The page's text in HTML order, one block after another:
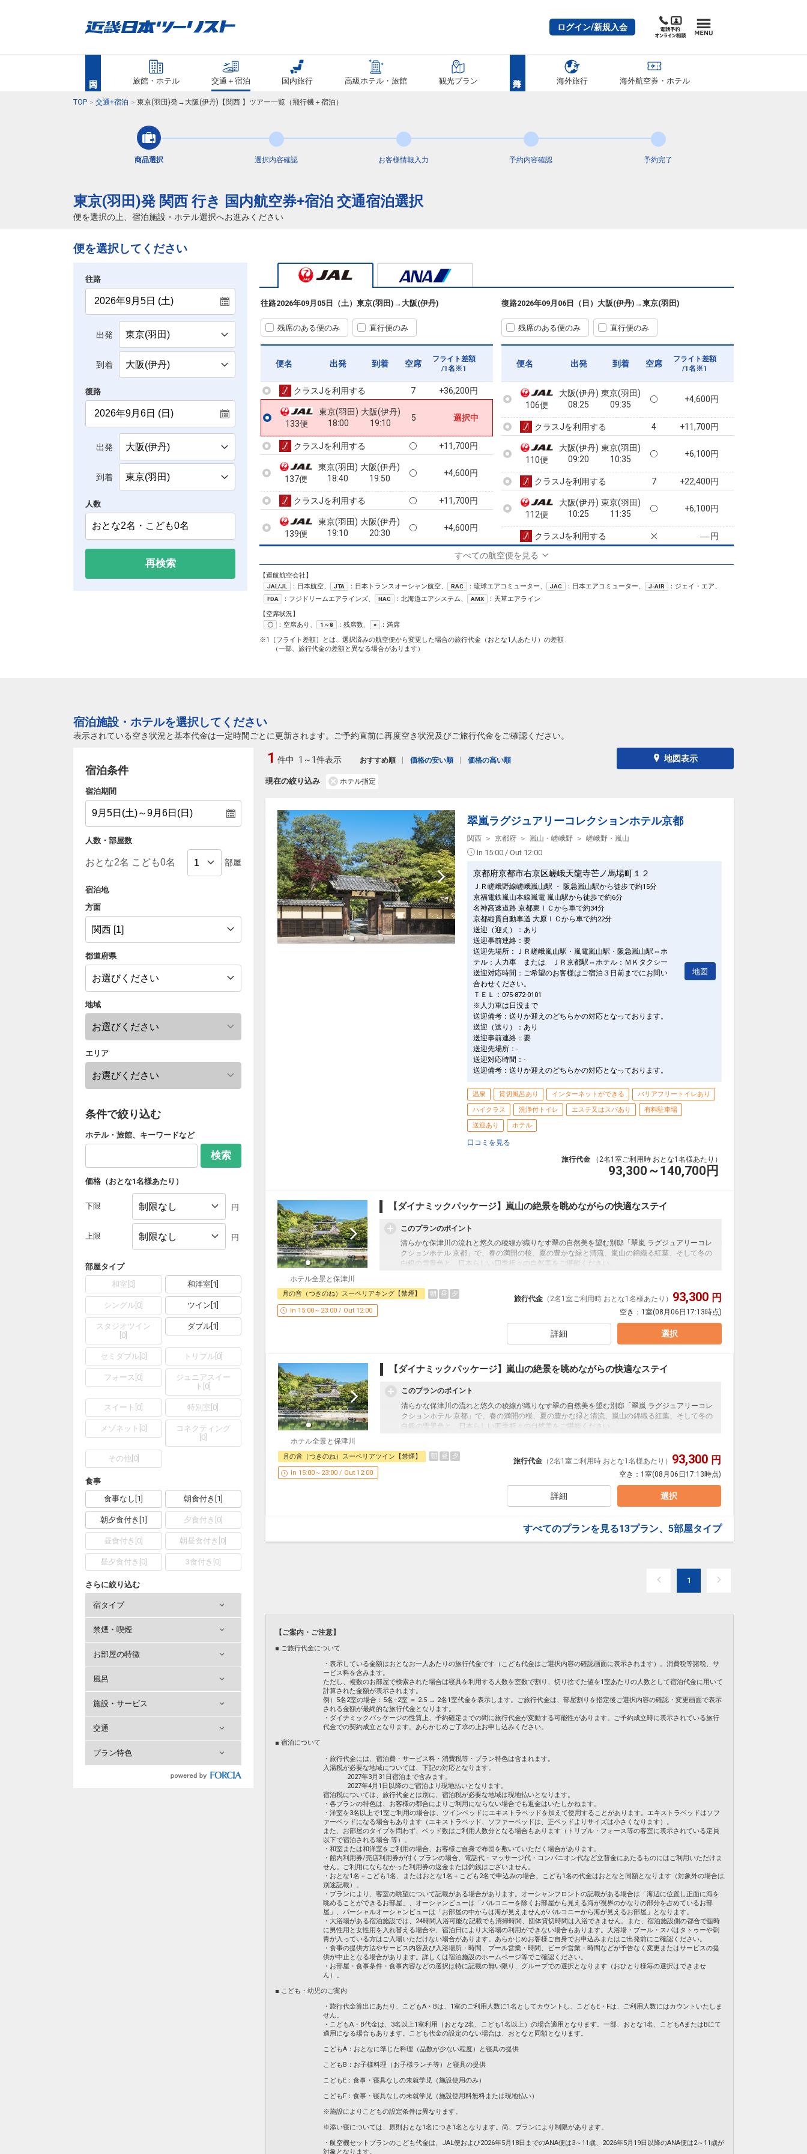
ログイン/新規入会
旅館・ホテル 交通＋宿泊 国内旅行 高級ホテル・旅館 観光プラン 海外旅行 海外航空券・ホテル
TOP 交通+宿泊 東京(羽田)発→大阪(伊丹)【関西 】ツアー一覧（飛行機＋宿泊）
商品選択 選択内容確認 お客様情報 入力 予約内容確認 予約完了
東京(羽田)発 関西 行き 国内航空券+宿泊 交通宿泊選択
便を選択の上、宿泊施設・ホテル選択へお進みください
便を選択してください
往路
出発
到着
復路
出発
到着
人数
再検索
往路2026年09月05日（土） 東京(羽田) →大阪(伊丹)
残席のある便のみ 直行便のみ
便名 出発 到着 空席
フライト差額
/1名※1
クラスJを利用する +14,900円
東京(羽田) 大阪(伊丹)
東京(羽田) 大阪(伊丹)
121便
東京(羽田)
14:35
大阪(伊丹)
15:40
クラスJを利用する +11,700円
東京(羽田) 大阪(伊丹)
8
クラスJを利用する
131便
東京(羽田)
17:35
大阪(伊丹)
18:40
3 +1,700円
クラスJを利用する 7 +36,200円
133便
東京(羽田)
18:00
大阪(伊丹)
19:10
5 選択中
クラスJを利用する +11,700円
137便
東京(羽田)
18:40
大阪(伊丹)
19:50
+4,600円
クラスJを利用する +11,700円
139便
東京(羽田)
19:10
大阪(伊丹)
20:30
+4,600円
+11,700円
復路2026年09月06日（日） 大阪(伊丹) →東京(羽田)
残席のある便のみ 直行便のみ
便名 出発 到着 空席
フライト差額
/1名※1
+0円
クラスJを利用する
大阪(伊丹) 東京(羽田)
6 選択中
+11,700円
106便
大阪(伊丹)
08:25
東京(羽田)
09:35
+4,600円
クラスJを利用する 4 +11,700円
110便
大阪(伊丹)
09:20
東京(羽田)
10:35
+6,100円
クラスJを利用する 7 +22,400円
112便
大阪(伊丹)
10:25
東京(羽田)
11:35
+6,100円
クラスJを利用する ― 円
+6,100円
クラスJを利用する 5 +14,900円
クラスJを利用する
120便
126便
16:30
17:50
128便
大阪(伊丹)
16:50
東京(羽田)
18:10
クラスJを利用する
130便
18:25
19:40
クラスJを利用する +36,200円
134便
クラスJを利用する
138便
すべての航空便を見る
【運航航空会社】
JAL/JL ：日本航空、 JTA ：日本トランスオーシャン航空、 RAC ：琉球エアコミューター、 JAC ：日本エアコミューター、 J-AIR ：ジェイ・エア、
FDA ：フジドリームエアラインズ、 HAC ：北海道エアシステム、 AMX
：天草エアライン
【空席状況】
〇 ：空席あり、 1～8 ：残席数、 ×
：満席
※1［フライト差額］とは、選択済みの航空便から変更した場合の旅行代金（おとな1人あたり）の差額
（一部、旅行代金の差額と異なる場合があります）
宿泊施設・ホテルを選択してください
表示されている空き状況と基本代金は一定時間ごとに更新されます。ご予約直前に再度空き状況及びご旅行代金をご確認ください。
宿泊条件
宿泊期間
人数・部屋数
部屋
宿泊地
方面
都道府県
地域
エリア
条件で絞り込む
ホテル・旅館、キーワードなど
検索
価格（おとな1名様あたり）
下限 円
上限 円
部屋タイプ
和室 0 和洋室 1
シングル 0 ツイン 1
スタジオツイン
0
ダブル 1
セミダブル[ 0] トリプル[ 0]
フォース 0
ジュニアスイー
ト 0
スイート 0 特別室 0
メゾネット 0]
コネクティング
0]
その他[ 0]
食事
食事なし 1 朝食付き 1
朝夕食付き 1 夕食付き 0]
昼食付き 0 朝昼食付き 0
昼夕食付き 0] 3食付き 0]
さらに絞り込む
宿タイプ
禁煙・喫煙
お部屋の特徴
風呂
施設・サービス
交通
プラン特色
地図表示
現在の絞り込み ホテル指定
1 件中 1～1件表示 おすすめ順 価格の安い順 価格の高い順
翠嵐ラグジュアリーコレクションホテル京都
関西 京都府 嵐山・嵯峨野 嵯峨野・嵐山
In 15:00 / Out 12:00
京都府京都市右京区嵯峨天龍寺芒ノ馬場町１２
ＪＲ嵯峨野線嵯峨嵐山駅 ・ 阪急嵐山駅から徒歩で約15分
京福電鉄嵐山本線嵐電 嵐山駅から徒歩で約6分
名神高速道路 京都東ＩＣから車で約34分
京都縦貫自動車道 大原ＩＣから車で約22分
送迎（迎え）：あり
送迎事前連絡：要
送迎先場所：ＪＲ嵯峨嵐山駅・嵐電嵐山駅・阪急嵐山駅⇔ホ
テル：人力車 または ＪＲ京都駅⇔ホテル：ＭＫタクシー
送迎対応時間：ご希望のお客様はご宿泊３日前までにお問い
合わせください。
ＴＥＬ：075-872-0101
※人力車は日没まで
送迎備考：送りか迎えのどちらかの対応となっております。
送迎（送り）：あり
送迎事前連絡：要
送迎先場所：-
送迎対応時間：-
送迎備考：送りか迎えのどちらかの対応となっております。
地図
温泉 貸切風呂あり インターネットができる
バリアフリートイレあり
ハイクラス
洗浄付トイレ エステ又はスパあり
有料駐車場
送迎あり
ホテル
口コミを見る
旅行代金 （2名1室ご利用時 おとな1名様あたり）
93,300～140,700 円
ホテル全景と保津川
【ダイナミックパッケージ】嵐山の絶景を眺めながらの快適なステイ
このプランのポイント
清らかな保津川の流れと悠久の稜線が織りなす翠の自然美を望む別邸「翠嵐 ラグジュアリーコレ
クションホテル 京都」で、春の満開の桜、夏の豊かな緑と清流、嵐山の錦織る紅葉、そして冬の
白銀の雪景色と、日本らしい四季折々の自然美をご堪能ください。
地を訪れるお客様をあたたかくお迎えいたします。
ご宿泊者様限定のシャンパンフリーフローサービスです。
夕刻のお時間に、嵐山の美しい景色を望むカフェ「茶寮 八翠」にてお愉しみいただけます。
＜無料送迎サービスについて＞
嵐山主要2駅（JR嵯峨嵐山駅もしくは京福電鉄嵐山駅）からホテルまでの片道を人力車にてお越し
いただける無料の送迎サービスをご用意しております。
また、JR京都駅からはMKタクシーによる無料送迎も承ります。
（事前予約 3日前まで）
けます。
※全室禁煙室でのご用意となります。
※当プランはMarriott Bonvoy プログラム対象外となります。
インターネットコース番号：DP-2-200000017566
月の音（つきのね）スーペリアキング【禁煙】 朝 昼 夕
In 15:00～23:00 / Out 12:00
旅行代金 （2名1室ご利用時 おとな1名様あたり） 93,300 円
空き： 1室(08月06日17:13時点)
詳細 選択
ホテル全景と保津川
【ダイナミックパッケージ】嵐山の絶景を眺めながらの快適なステイ
このプランのポイント
清らかな保津川の流れと悠久の稜線が織りなす翠の自然美を望む別邸「翠嵐 ラグジュアリーコレ
クションホテル 京都」で、春の満開の桜、夏の豊かな緑と清流、嵐山の錦織る紅葉、そして冬の
白銀の雪景色と、日本らしい四季折々の自然美をご堪能ください。
地を訪れるお客様をあたたかくお迎えいたします。
ご宿泊者様限定のシャンパンフリーフローサービスです。
夕刻のお時間に、嵐山の美しい景色を望むカフェ「茶寮 八翠」にてお愉しみいただけます。
※当プランはMarriott Bonvoy プログラム対象外となります。
■施設について■
レストランやカフェ、会議・宴会場、プライベートスパ、そして伝統の風格に現代的なエッセン
スが加えられた日本庭園など、四季を通じここでしか得られない特別な旅の体験を提供いたしま
す。
テルに隣接し、渡月橋を中心に亀山公園など保津川沿いの散策や、竹林で有名な嵯峨野へも徒歩
圏内です。また、タクシーや鉄道を使って京都市内各エリアへのアクセスも可能です。およそ
2000もの寺杜仏閣がある京都は、今なお、古都・京都の文化を継承し、訪れる人を魅了し続けて
います。
設定期間：2022年7月8日～2026年12月31日
インターネットコース番号：DP-2-200000017566
月の音（つきのね）スーペリアツイン【禁煙】 朝 昼 夕
In 15:00～23:00 / Out 12:00
旅行代金 （2名1室ご利用時 おとな1名様あたり） 93,300 円
空き： 1室(08月06日17:13時点)
詳細 選択
すべてのプランを見る13プラン、5部屋タイプ
1
【ご案内・ご注意】
■ ご旅行代金について
・表示している金額はおとなお一人あたりの旅行代金です（こども代金はご選択内容の確認画面に表示されます）。消費税等諸税、サ
ービス料を含みます。
ただし、複数のお部屋で検索された場合は寝具を利用する人数を室数で割り、切り捨てた値を1室あたりの人数として宿泊代金に用いて
計算された金額が表示されます。
例）5名2室の場合：5名÷2室 ＝ 2.5 → 2名1室代金を表示します。ご旅行代金は、部屋割りを指定後ご選択内容の確認・変更画面で表示
される金額が最終的な旅行代金となります。
・ダイナミックパッケージの性質上、予約確定までの間に旅行代金が変動する可能性があります。ご予約成立時に表示されている旅行
代金での契約成立となります。あらかじめご了承の上お申し込みください。
■ 宿泊について
・旅行代金には、宿泊費・サービス料・消費税等・プラン特色は含まれます。
入湯税が必要な地域については、下記の対応となります。
2027年3月31日宿泊まで含みます。
2027年4月1日以降のご宿泊より現地払いとなります。
宿泊税については、旅行代金とは別に、宿泊税が必要な地域は現地払いとなります。
・各プランの特色は、お客様の都合によりご利用にならない場合でも返金はいたしかねます。
・洋室を3名以上で1室ご利用の場合は、ツインベッドにエキストラベッドを加えて使用することがあります。エキストラベッドはソフ
ァーベッドになる場合もあります（エキストラベッド、ソファーベッドは、正ベッドよりサイズは小さくなります）。
また、お部屋のタイプを問わず、ベッド数はご利用人数分となる場合もあります（トリプル・フォース等の客室に表示されている定員
以下で宿泊される場合 等）。
・和室または和洋室をご利用の場合、お客様ご自身で布団を敷いていただく場合があります。
・館内利用券/売店利用券が付くプランの場合、電話代・マッサージ代・コンパニオン代など立替金にあたるものにはご利用いただけま
せん。ご利用にならなかった利用券の返金または釣銭はございません。
・おとな1名＋こども1名、またはおとな1名＋こども2名で申込みの場合、こども1名の代金はおとなと同額となります（対象外の場合は
別途記載）。
・プランにより、客室の眺望について記載がある場合があります。オーシャンフロントの記載がある場合は「海辺に位置し正面に海を
眺めることができるお部屋」、オーシャンビューは「バルコニーを除くお部屋から見える海が視界のかなりの部分を占めているお部
屋」、パーシャルオーシャンビューは「お部屋の中からは海が見えませんがバルコニーから海が見えるお部屋」となります。
・大浴場がある宿泊施設では、24時間入浴可能な記載でも清掃時間、団体貸切時間は入浴できません。また、宿泊施設側の都合で臨時
に男性用と女性用を入れ替える場合や、宿泊日により大浴場の利用ができない場合もあります。大浴場・プール・スパはタトゥーや刺
青が入っている方はご入場いただけない場合があります。あらかじめお客様ご自身でお申込みまたはご出発前にご確認ください。
・食事の提供方法やサービス内容及び入浴場所・時間、プール営業・時間、ビーチ営業・時間などが予告なく変更またはサービスの提
供が中止となる場合があります。詳しくは宿泊施設のホームページ等でご確認ください。
・お部屋・食事条件・食事内容などの選択は特に記載の無い限り、グループでの選択となります（おひとり様毎の選択はできませ
ん）。
■ こども・幼児のご案内
・旅行代金算出にあたり、こどもA・Bは、1室のご利用人数に1名としてカウントし、こどもE・Fは、ご利用人数にはカウントいたしま
せん。
・こどもA・B代金は、3名以上1室利用（おとな2名、こども1名以上）の場合適用となります。一部、おとな1名、こどもAまたはBにて
適用になる場合もあります。こども代金の設定のない場合は、おとなと同額となります。
こどもA：おとなに準じた料理（品数が少ない程度）と寝具の提供
こどもB：お子様料理（お子様ランチ等）と寝具の提供
こどもE：食事・寝具なしの未就学児（施設使用のみ）
こどもF：食事・寝具なしの未就学児（施設使用料無料または現地払い）
※施設によりこどもの設定条件は異なります。
※添い寝については、原則おとな1名につき1名となります。尚、プランにより制限があります。
・航空機セットプランのこども代金は、JAL便および2026年5月18日までのANA便は3～11歳、2026年5月19日以降のANA便は2～11歳が
対象となります。